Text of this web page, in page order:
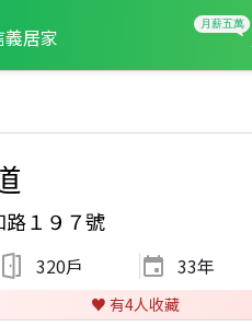
義居家
路１９７號
320戶 33年
♥️ 有4人收藏